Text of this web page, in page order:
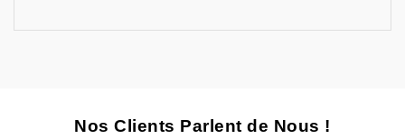
Nos Clients Parlent de Nous !